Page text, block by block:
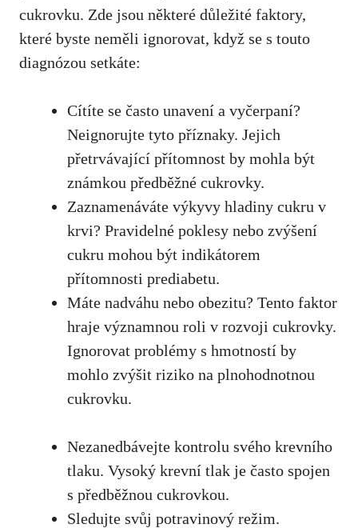
cukrovku. Zde jsou některé⁢ důležité faktory,
které ‌byste neměli ignorovat,⁤ když se s touto
diagnózou setkáte:
Cítíte se často unavení a‍ vyčerpaní?
Neignorujte tyto ⁢příznaky. ⁢Jejich
‍přetrvávající přítomnost by⁢ mohla být
⁢známkou předběžné cukrovky.
Zaznamenáváte výkyvy hladiny⁣ cukru v
krvi?‍ Pravidelné ‍poklesy nebo zvýšení
cukru mohou ⁤být‌ indikátorem‍
přítomnosti prediabetu.
Máte nadváhu nebo obezitu? Tento faktor
hraje významnou‍ roli ⁤v‌ rozvoji cukrovky.
Ignorovat‌ problémy s hmotností by
mohlo zvýšit riziko na plnohodnotnou
cukrovku.
Nezanedbávejte kontrolu ⁤svého krevního
tlaku. Vysoký krevní tlak⁢ je často​ spojen ​
s předběžnou ​cukrovkou.
Sledujte ‍svůj⁣ potravinový režim.